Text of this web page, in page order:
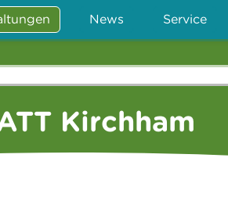
News Service
Kirchham